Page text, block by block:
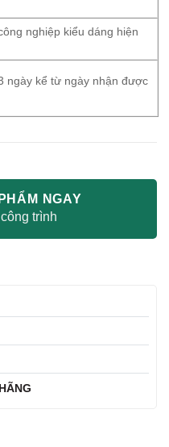
nghiệp kiểu dáng hiện
ngày kể từ ngày nhận được
NGAY
trình